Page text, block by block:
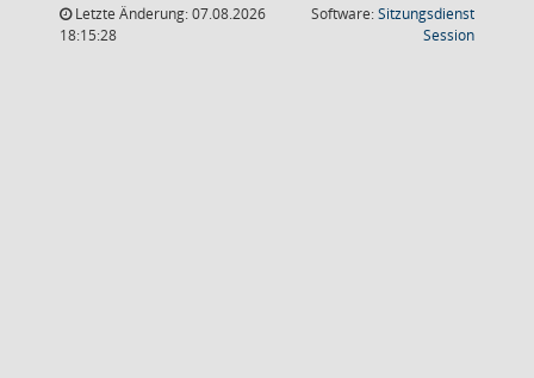
Letzte Änderung: 07.08.2026
18:15:28
Software:Sitzungsdienst
Session(Wird in